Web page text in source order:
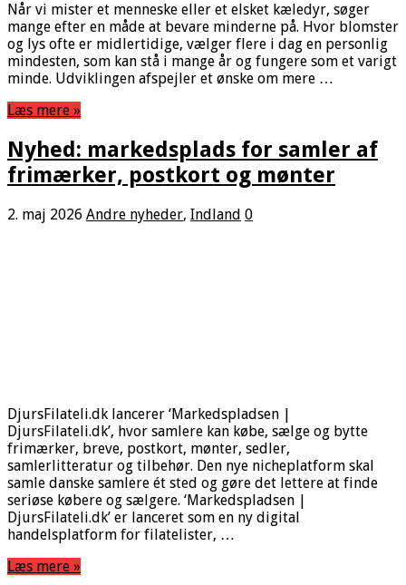
Når vi mister et menneske eller et elsket kæledyr, søger
mange efter en måde at bevare minderne på. Hvor blomster
og lys ofte er midlertidige, vælger flere i dag en personlig
mindesten, som kan stå i mange år og fungere som et varigt
minde. Udviklingen afspejler et ønske om mere …
Læs mere »
Nyhed: markedsplads for samler af
frimærker, postkort og mønter
2. maj 2026 Andre nyheder, Indland 0
DjursFilateli.dk lancerer ‘Markedspladsen |
DjursFilateli.dk’, hvor samlere kan købe, sælge og bytte
frimærker, breve, postkort, mønter, sedler,
samlerlitteratur og tilbehør. Den nye nicheplatform skal
samle danske samlere ét sted og gøre det lettere at finde
seriøse købere og sælgere. ‘Markedspladsen |
DjursFilateli.dk’ er lanceret som en ny digital
handelsplatform for filatelister, …
Læs mere »